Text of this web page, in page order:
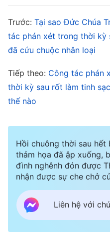
những lời này đều
người và tâm tính bại
lời vạch trần cách con
Trời, được phán ra liên
là hiện thân của Sa-tan
địch chống lại Đức
Đức Chúa Trời không
tính của con người
bày, xử lý và tỉa sửa
không thể được thay
thường, mà phải bằng
không bao giờ có. Chỉ
Trước: Tại sao Đức Chúa
tác phán xét trong thời kỳ
đã cứu chuộc nhân loại
Tiếp theo: Công tác phán
thời kỳ sau rốt làm tinh
thế nào
Hồi chuông thời sau hết
thảm họa đã ập xuống,
đình nghênh đón được
nhận được sự che chở
Liên hệ với